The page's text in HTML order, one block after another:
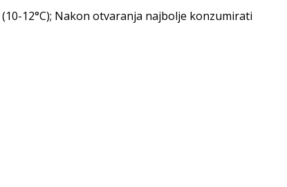
12°C); Nakon otvaranja najbolje konzumirati